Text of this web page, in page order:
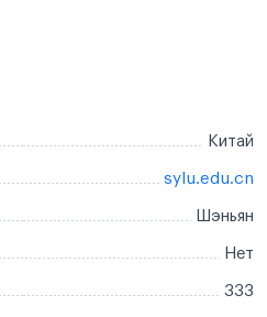
Китай
sylu.edu.cn
Шэньян
Нет
333